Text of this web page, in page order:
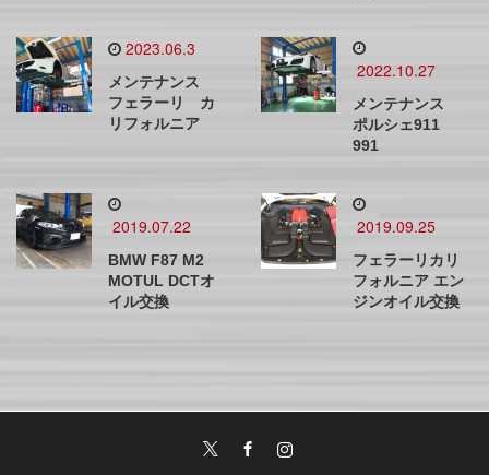
2023.06.3
メンテナンス
フェラーリ カ
リフォルニア
2022.10.27
メンテナンス
ポルシェ911
991
2019.07.22
BMW F87 M2
MOTUL DCTオ
イル交換
2019.09.25
フェラーリカリ
フォルニア エン
ジンオイル交換
Instagram